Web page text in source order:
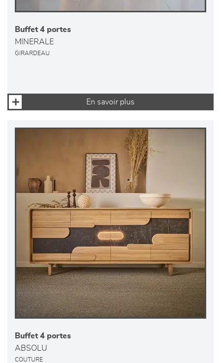
Buffet 4 portes
MINERALE
GIRARDEAU
En savoir plus
Buffet 4 portes
ABSOLU
COUTURE